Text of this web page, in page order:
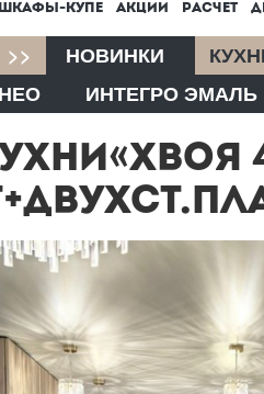
ШКАФЫ-КУПЕ АКЦИИ РАСЧЕТ
>> НОВИНКИ
ИНТЕГРО ЭМАЛЬ